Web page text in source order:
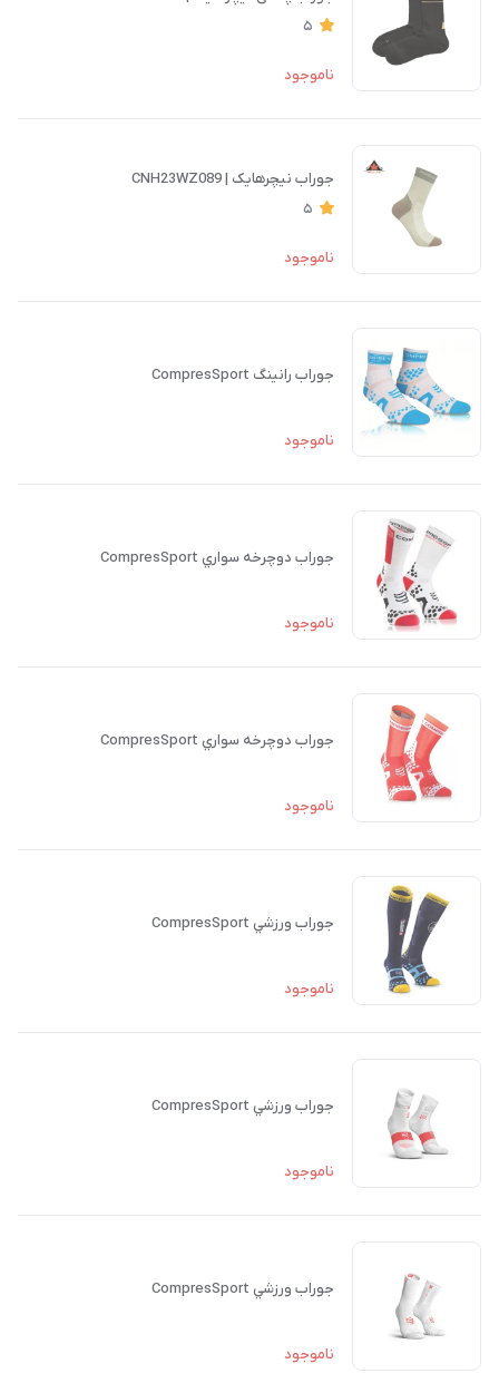
5
ناموجود
جوراب نیچرهایک | CNH23WZ089
5
ناموجود
جوراب رانينگ CompresSport
ناموجود
جوراب دوچرخه سواري CompresSport
ناموجود
جوراب دوچرخه سواري CompresSport
ناموجود
جوراب ورزشي CompresSport
ناموجود
جوراب ورزشي CompresSport
ناموجود
جوراب ورزشي CompresSport
ناموجود